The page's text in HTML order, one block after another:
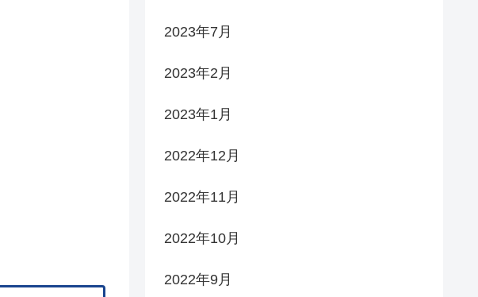
2023年7月
2023年2月
2023年1月
2022年12月
2022年11月
2022年10月
2022年9月